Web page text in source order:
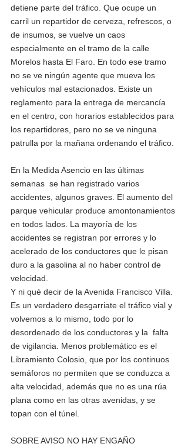
detiene parte del tráfico. Que ocupe un
carril un repartidor de cerveza, refrescos, o
de insumos, se vuelve un caos
especialmente en el tramo de la calle
Morelos hasta El Faro. En todo ese tramo
no se ve ningún agente que mueva los
vehículos mal estacionados. Existe un
reglamento para la entrega de mercancía
en el centro, con horarios establecidos para
los repartidores, pero no se ve ninguna
patrulla por la mañana ordenando el tráfico.
En la Medida Asencio en las últimas
semanas  se han registrado varios
accidentes, algunos graves. El aumento del
parque vehicular produce amontonamientos
en todos lados. La mayoría de los
accidentes se registran por errores y lo
acelerado de los conductores que le pisan
duro a la gasolina al no haber control de
velocidad.
Y ni qué decir de la Avenida Francisco Villa.
Es un verdadero desgarriate el tráfico vial y
volvemos a lo mismo, todo por lo
desordenado de los conductores y la  falta
de vigilancia. Menos problemático es el
Libramiento Colosio, que por los continuos
semáforos no permiten que se conduzca a
alta velocidad, además que no es una rúa
plana como en las otras avenidas, y se
topan con el túnel.
SOBRE AVISO NO HAY ENGAÑO